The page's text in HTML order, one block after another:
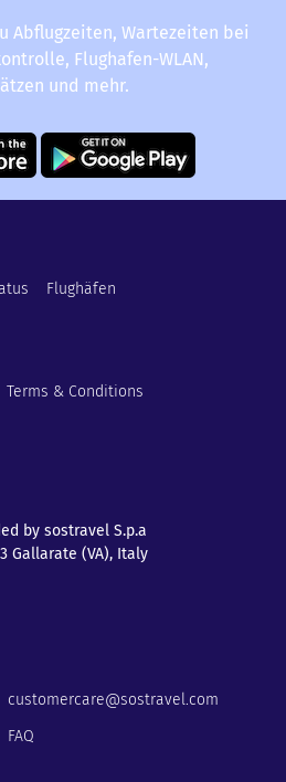
Abflugzeiten, Wartezeiten bei
Flughafen-WLAN,
und mehr.
Flughäfen
Terms & Conditions
by sostravel S.p.a
Gallarate (VA), Italy
customercare@sostravel.com
FAQ